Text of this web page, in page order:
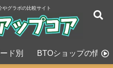
やグラボの比較サイト
ド別 BTOショップの情報